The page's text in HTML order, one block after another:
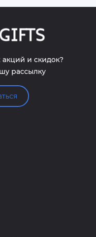
акций и скидок?
рассылку